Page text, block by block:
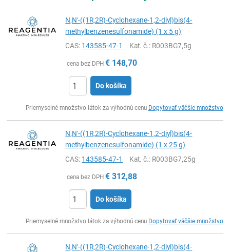
N,N'-((1R,2R)-Cyclohexane-1,2-diyl)bis(4-
methylbenzenesulfonamide) (1 x 5 g)
CAS: 143585-47-1 Kat. č.: R003BG7,5g
cena bez DPH € 148,70
Do košíka
Priemyselné množstvo látok za výhodnú cenu Dopytovať väčšie množstvo
N,N'-((1R,2R)-Cyclohexane-1,2-diyl)bis(4-
methylbenzenesulfonamide) (1 x 25 g)
CAS: 143585-47-1 Kat. č.: R003BG7,25g
cena bez DPH € 312,88
Do košíka
Priemyselné množstvo látok za výhodnú cenu Dopytovať väčšie množstvo
N,N'-((1R,2R)-Cyclohexane-1,2-diyl)bis(4-